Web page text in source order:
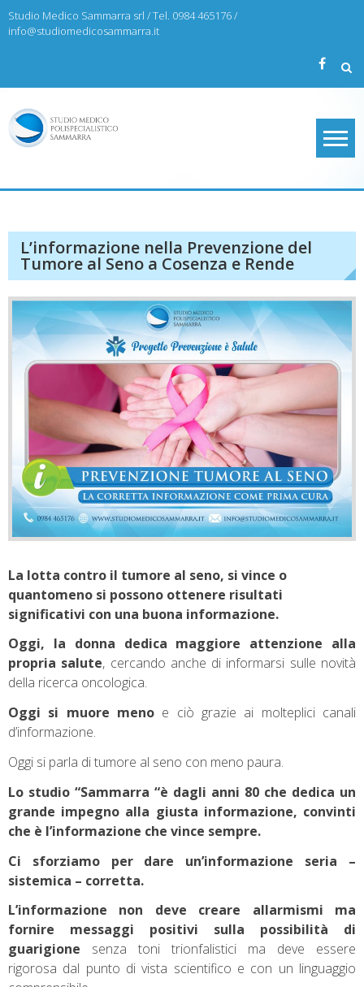
Skip
to
Studio Medico Sammarra srl / Tel. 0984 465176 /
info@studiomedicosammarra.it
L’informazione nella Prevenzione del
Tumore al Seno a Cosenza e Rende
La lotta contro il tumore al seno, si vince o
quantomeno si possono ottenere risultati
significativi con una buona informazione.
Oggi, la donna dedica maggiore attenzione alla
propria salute, cercando anche di informarsi sulle novità
della ricerca oncologica.
Oggi si muore meno e ciò grazie ai molteplici canali
d’informazione.
Oggi si parla di tumore al seno con meno paura.
Lo studio “Sammarra “è dagli anni 80 che dedica un
grande impegno alla giusta informazione, convinti
che è l’informazione che vince sempre.
Ci sforziamo per dare un’informazione seria –
sistemica – corretta.
L’informazione non deve creare allarmismi ma
fornire messaggi positivi sulla possibilità di
guarigione senza toni trionfalistici ma deve essere
rigorosa dal punto di vista scientifico e con un linguaggio